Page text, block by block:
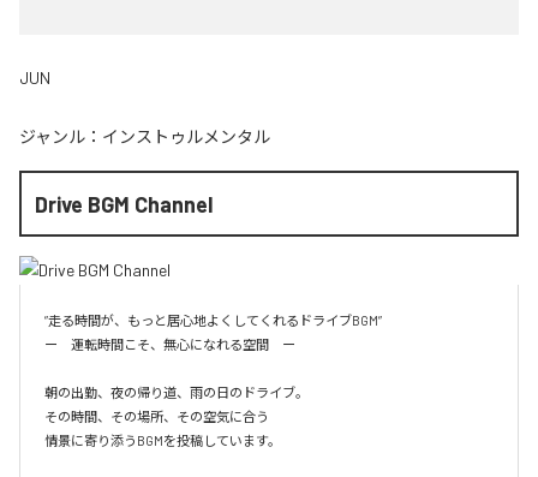
JUN
ジャンル： インストゥルメンタル
Drive BGM Channel
”走る時間が、もっと居心地よくしてくれるドライブBGM”
ー　運転時間こそ、無心になれる空間　ー
朝の出勤、夜の帰り道、雨の日のドライブ。
その時間、その場所、その空気に合う
情景に寄り添うBGMを投稿しています。